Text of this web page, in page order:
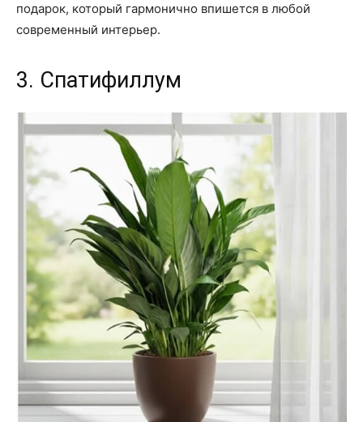
подарок, который гармонично впишется в любой
современный интерьер.
3. Спатифиллум